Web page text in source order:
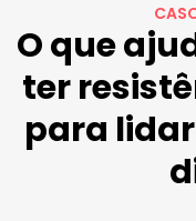
O que
ter
para